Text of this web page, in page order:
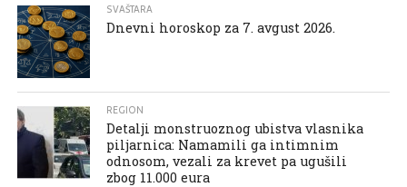
SVAŠTARA
Dnevni horoskop za 7. avgust 2026.
REGION
Detalji monstruoznog ubistva vlasnika
piljarnica: Namamili ga intimnim
odnosom, vezali za krevet pa ugušili
zbog 11.000 eura